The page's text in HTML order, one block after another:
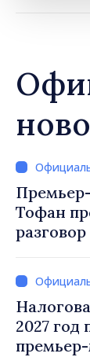
Тофан
Радевым
2027 год